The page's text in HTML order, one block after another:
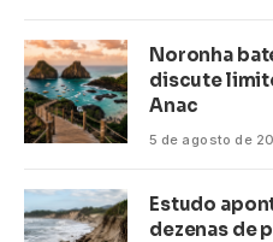
Noronha
discute
Anac
5 de agosto de
Estudo
dezenas de